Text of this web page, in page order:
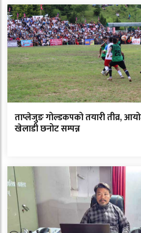
ताप्लेजुङ गोल्डकपको तयारी तीव्र,
खेलाडी छनोट सम्पन्न